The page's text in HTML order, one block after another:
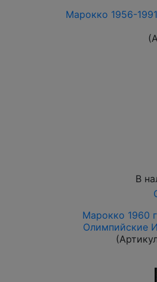
Марокко 1956-
В
Марокко 1960
Олимпийские